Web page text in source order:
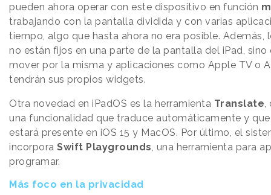
pueden ahora operar con este dispositivo en función
trabajando con la pantalla dividida y con varias
tiempo, algo que hasta ahora no era posible. Además,
no están fijos en una parte de la pantalla del iPad, sino
mover por la misma y aplicaciones como Apple TV o
tendrán sus propios widgets.
Otra novedad en iPadOS es la herramienta Translate
una funcionalidad que traduce automáticamente y
estará presente en iOS 15 y MacOS. Por último, el
incorpora Swift Playgrounds , una herramienta para
programar.
Más foco en la privacidad